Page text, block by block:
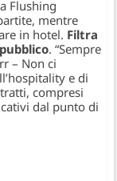
Flushing
mentre
in hotel. Filtra
. “Sempre
– Non ci
e di
compresi
dal punto di